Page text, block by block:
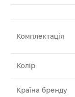
Комплектація
Колір
Країна бренду